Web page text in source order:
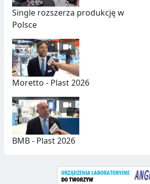
Z
N
Y
C
H
Single rozszerza produkcję w
Polsce
Moretto - Plast 2026
BMB - Plast 2026